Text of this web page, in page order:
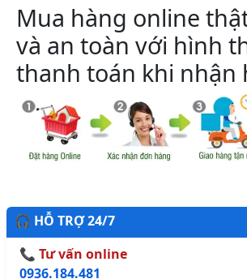
Mua hàng online
và an toàn với hình
thanh toán khi nhận
🎧 HỖ TRỢ 24/7
📞 Tư vấn online
0936.184.481